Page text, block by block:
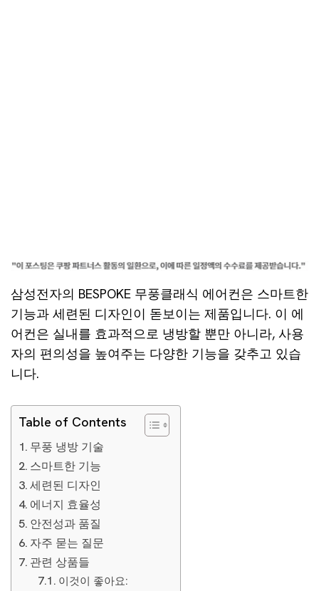
삼성전자의 BESPOKE 무풍클래식 에어컨은 스마트한
기능과 세련된 디자인이 돋보이는 제품입니다. 이 에
어컨은 실내를 효과적으로 냉방할 뿐만 아니라, 사용
자의 편의성을 높여주는 다양한 기능을 갖추고 있습
니다.
Table of Contents
무풍 냉방 기술
스마트한 기능
세련된 디자인
에너지 효율성
안전성과 품질
자주 묻는 질문
관련 상품들
이것이 좋아요: